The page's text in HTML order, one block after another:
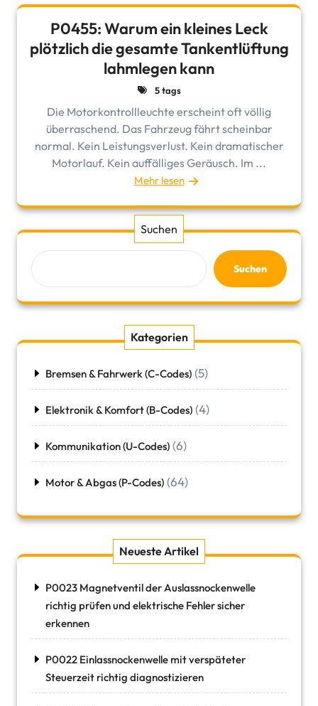
P0455: Warum ein kleines Leck
plötzlich die gesamte Tankentlüftung
lahmlegen kann
5 tags
Die Motorkontrollleuchte erscheint oft völlig
überraschend. Das Fahrzeug fährt scheinbar
normal. Kein Leistungsverlust. Kein dramatischer
Motorlauf. Kein auffälliges Geräusch. Im ...
Mehr lesen
Suchen
Suchen
Kategorien
Bremsen & Fahrwerk (C-Codes) (5)
Elektronik & Komfort (B-Codes) (4)
Kommunikation (U-Codes) (6)
Motor & Abgas (P-Codes) (64)
Neueste Artikel
P0023 Magnetventil der Auslassnockenwelle
richtig prüfen und elektrische Fehler sicher
erkennen
P0022 Einlassnockenwelle mit verspäteter
Steuerzeit richtig diagnostizieren